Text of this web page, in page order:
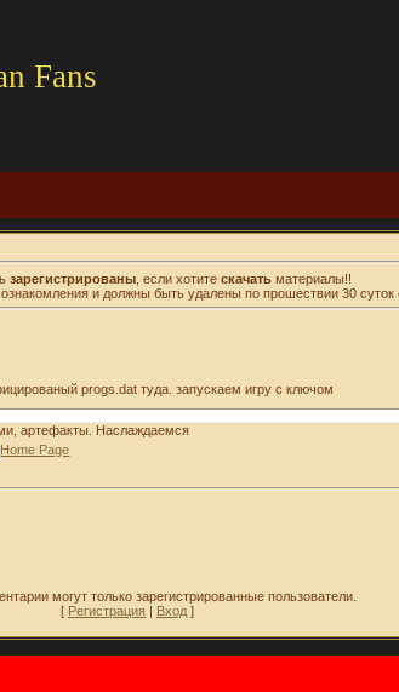
Fans
зарегистрированы, если хотите скачатьматериалы!!
и должны быть удалены по прошествии 30 суток
progs.dat туда. запускаем игру с ключом
артефакты. Наслаждаемся
могут только зарегистрированные пользователи.
[ Регистрация | Вход]